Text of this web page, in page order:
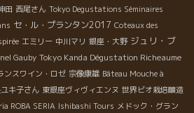
田 西尾さん Tokyo Degustations Séminaires
セ・ル・プランタン2017 Coteaux des
エミリー 中川マリ 銀座・大野 ジュリ・ブ
Gauby Tokyo Kanda Dégustation Richeaume
ンスワイン・ロゼ 宗像康雄 Bâteau Mouche à
キ子さん 東銀座ヴィヴィエンヌ 世界ビオ栽培醸造
ROBA SERIA Ishibashi Tours メドック・グラン